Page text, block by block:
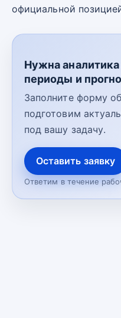
официальной
Нужна
периоды и
Заполните форму
подготовим
под вашу задачу.
Оставить заявку
Ответим в течение